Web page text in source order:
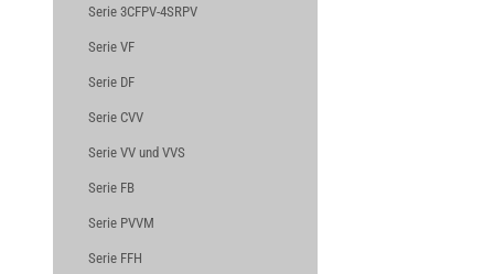
Serie 3CFPV-4SRPV
Serie VF
Serie DF
Serie CVV
Serie VV und VVS
Serie FB
Serie PVVM
Serie FFH